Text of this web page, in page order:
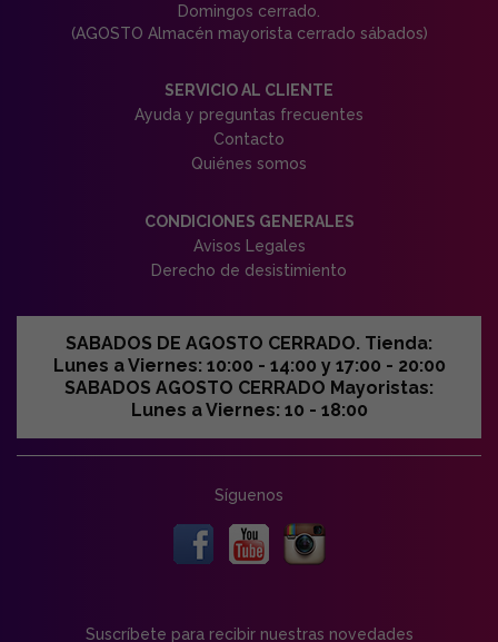
Domingos cerrado.
(AGOSTO Almacén mayorista cerrado sábados)
SERVICIO AL CLIENTE
Ayuda y preguntas frecuentes
Contacto
Quiénes somos
CONDICIONES GENERALES
Avisos Legales
Derecho de desistimiento
SABADOS DE AGOSTO CERRADO. Tienda:
Lunes a Viernes: 10:00 - 14:00 y 17:00 - 20:00
SABADOS AGOSTO CERRADO Mayoristas:
Lunes a Viernes: 10 - 18:00
Síguenos
Suscríbete para recibir nuestras novedades